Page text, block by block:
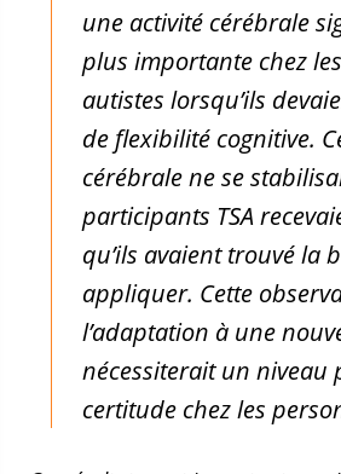
une activité cérébrale
plus importante chez
autistes lorsqu’ils
de flexibilité cognitive.
cérébrale ne se
participants TSA
qu’ils avaient trouvé la
appliquer. Cette
l’adaptation à une
nécessiterait un niveau
certitude chez les